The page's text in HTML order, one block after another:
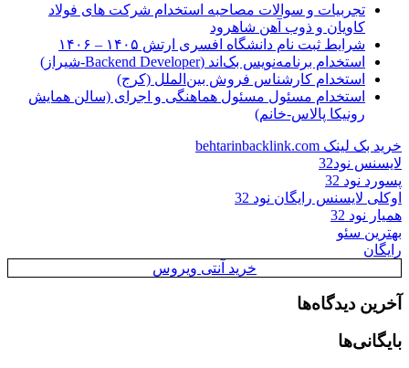
تجربیات و سوالات مصاحبه استخدام شرکت های فولاد
کاویان و ذوب آهن شاهرود
شرایط ثبت نام دانشگاه افسری ارتش ۱۴۰۵ – ۱۴۰۶
استخدام برنامه‌نویس بک‌اند (Backend Developer-شیراز)
استخدام کارشناس فروش بین‌الملل (کرج)
استخدام مسئول مسئول هماهنگی و اجرای (سالن همایش
رونیکا پالاس-خانم)
خرید بک لینک behtarinbacklink.com
لایسنس نود32
پسورد نود 32
اوکلی لایسنس رایگان نود 32
همیار نود 32
بهترین سئو
رایگان
خرید آنتی ویروس
آخرین دیدگاه‌ها
بایگانی‌ها